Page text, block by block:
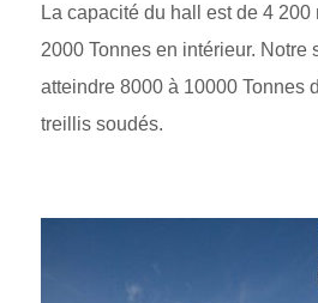
La capacité du hall est de 4 200
2000 Tonnes en intérieur. Notre
atteindre 8000 à 10000 Tonnes
treillis soudés.